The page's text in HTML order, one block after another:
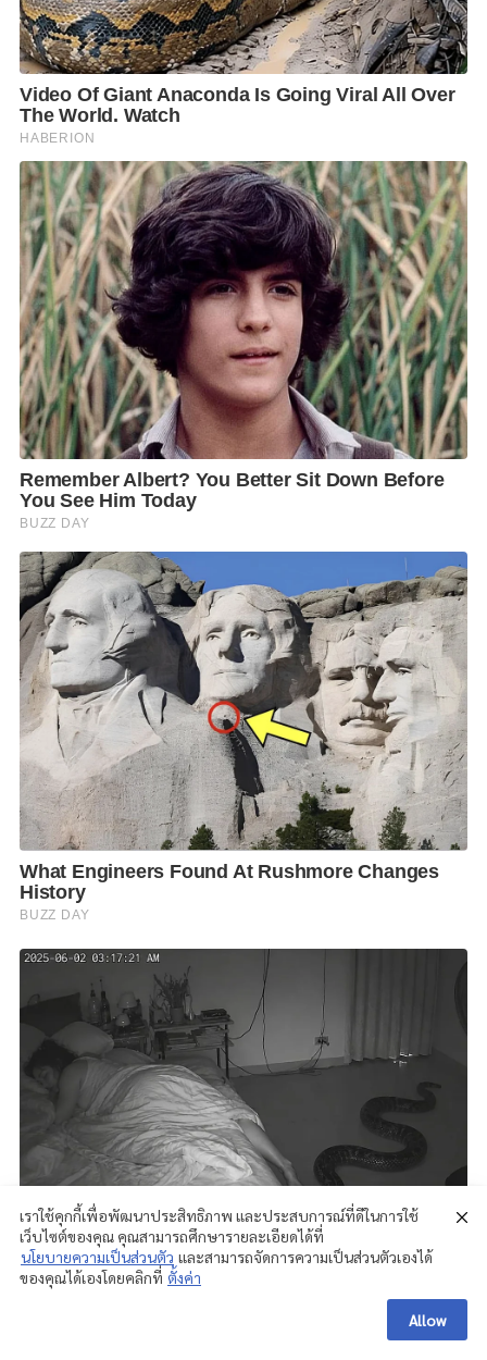
เราใช้คุกกี้เพื่อพัฒนาประสิทธิภาพ และประสบการณ์ที่ดีในการใช้
เว็บไซต์ของคุณ คุณสามารถศึกษารายละเอียดได้ที่
นโยบายความเป็นส่วนตัว และสามารถจัดการความเป็นส่วนตัวเองได้
ของคุณได้เองโดยคลิกที่ ตั้งค่า
Allow